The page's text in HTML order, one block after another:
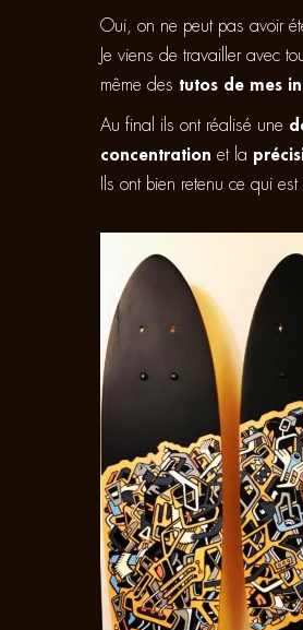
Oui, on ne peut pas avoir
Je viens de travailler avec
même des tutos de mes
Au final ils ont réalisé une
concentration et la
Ils ont bien retenu ce qui